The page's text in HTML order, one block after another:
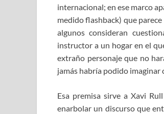
internacional; en ese marco
medido flashback) que
algunos consideran
instructor a un hogar en el
extraño personaje que no
jamás habría podido imaginar
Esa premisa sirve a Xavi
enarbolar un discurso que